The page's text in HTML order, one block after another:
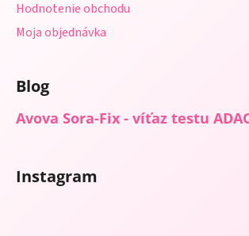
Hodnotenie obchodu
Moja objednávka
Blog
Avova Sora-Fix - víťaz testu
Instagram